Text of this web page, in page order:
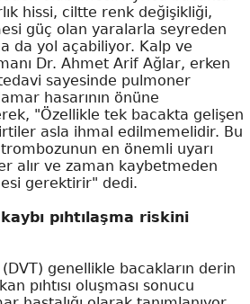
hissi, ciltte renk değişikliği,
güç olan yaralarla seyreden
da yol açabiliyor. Kalp ve
Dr. Ahmet Arif Ağlar, erken
sayesinde pulmoner
hasarının önüne
"Özellikle tek bacakta gelişen
asla ihmal edilmemelidir. Bu
en önemli uyarı
alır ve zaman kaybetmeden
gerektirir" dedi.
pıhtılaşma riskini
genellikle bacakların derin
pıhtısı oluşması sonucu